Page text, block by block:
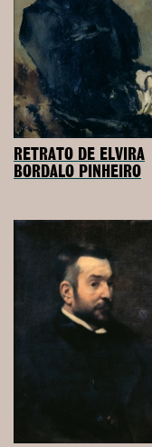
RETRATO DE ELVIRA
BORDALO PINHEIRO